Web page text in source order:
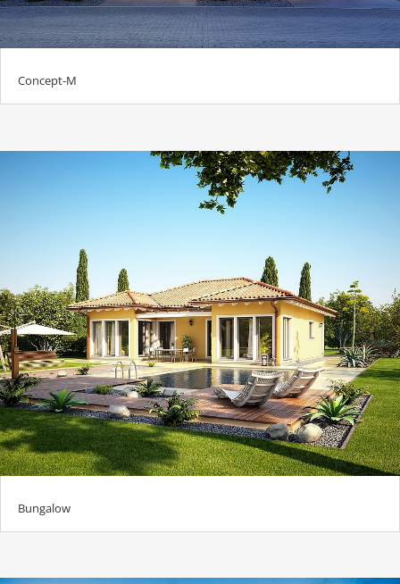
Concept-M
Bungalow